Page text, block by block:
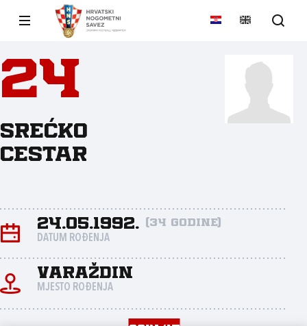
24
Srećko
Cestar
24.05.1992. (34 godine)
DATUM ROĐENJA
Varaždin
MJESTO ROĐENJA